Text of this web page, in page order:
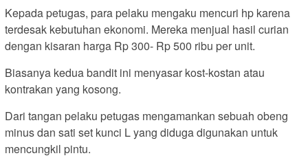
Kepada petugas, para pelaku mengaku mencuri hp karena
terdesak kebutuhan ekonomi. Mereka menjual hasil curian
dengan kisaran harga Rp 300- Rp 500 ribu per unit.
Biasanya kedua bandit ini menyasar kost-kostan atau
kontrakan yang kosong.
Dari tangan pelaku petugas mengamankan sebuah obeng
minus dan sati set kunci L yang diduga digunakan untuk
mencungkil pintu.